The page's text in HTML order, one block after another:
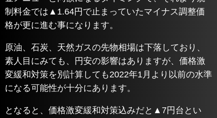
制料金では▲1.64円で止まっていたマイナス調整価
格が更に進む事になります。
原油、石炭、天然ガスの先物相場は下落しており、
素人目にみても、円安の影響はありますが、価格激
変緩和対策を別計算しても2022年1月より以前の水準
になる可能性が十分にあります。
となると、価格激変緩和対策込みだと▲7円台とい